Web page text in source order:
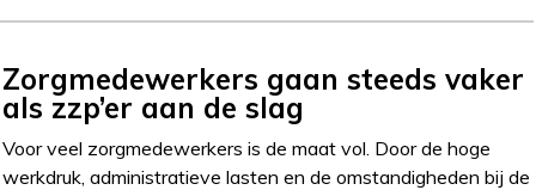
Zorgmedewerkers gaan steeds vaker
als zzp’er aan de slag
Voor veel zorgmedewerkers is de maat vol. Door de hoge
werkdruk, administratieve lasten en de omstandigheden bij de